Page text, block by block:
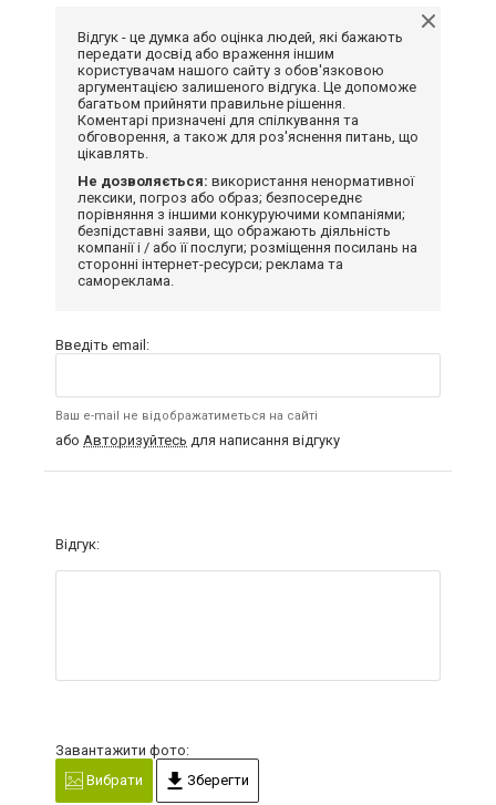
Відгук - це думка або оцінка людей, які бажають
передати досвід або враження іншим
користувачам нашого сайту з обов'язковою
аргументацією залишеного відгука. Це допоможе
багатьом прийняти правильне рішення.
Коментарі призначені для спілкування та
обговорення, а також для роз'яснення питань, що
цікавлять.
Не дозволяється: використання ненормативної
лексики, погроз або образ; безпосереднє
порівняння з іншими конкуруючими компаніями;
безпідставні заяви, що ображають діяльність
компанії і / або її послуги; розміщення посилань на
сторонні інтернет-ресурси; реклама та
самореклама.
Введіть email:
Ваш e-mail не відображатиметься на сайті
або Авторизуйтесь для написання відгуку
Відгук:
Завантажити фото:
Вибрати
Зберегти